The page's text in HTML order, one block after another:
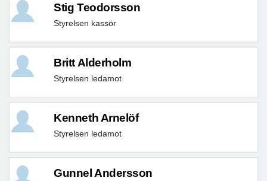
Stig Teodorsson
Styrelsen kassör
Britt Alderholm
Styrelsen ledamot
Kenneth Arnelöf
Styrelsen ledamot
Gunnel Andersson